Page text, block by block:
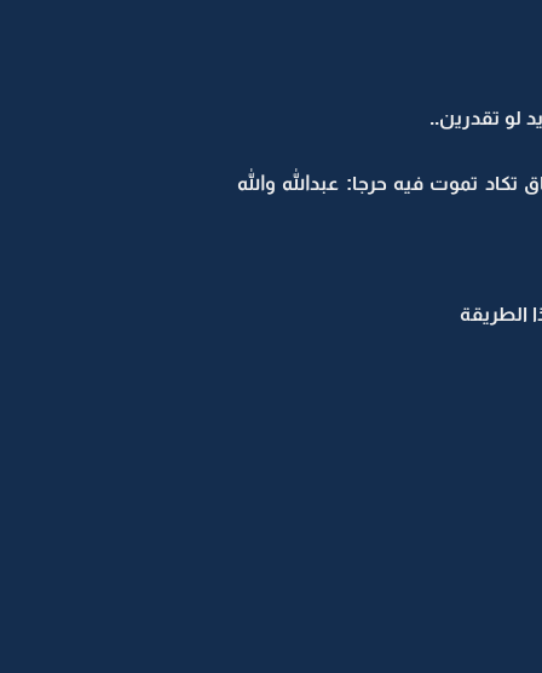
لو تقدرين..
تموت فيه حرجا: عبدالله والله
الطريقة